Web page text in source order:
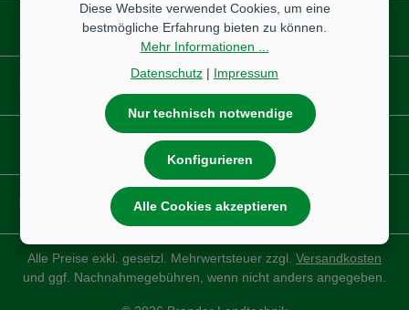
Informationen
Unsere Partnershops
Alle Preise exkl. gesetzl. Mehrwertsteuer zzgl. Versandkosten
und ggf. Nachnahmegebühren, wenn nicht anders angegeben.
Diese Website verwendet Cookies, um eine
bestmögliche Erfahrung bieten zu können.
Mehr Informationen ...
Datenschutz | Impressum
Nur technisch notwendige
Konfigurieren
Alle Cookies akzeptieren